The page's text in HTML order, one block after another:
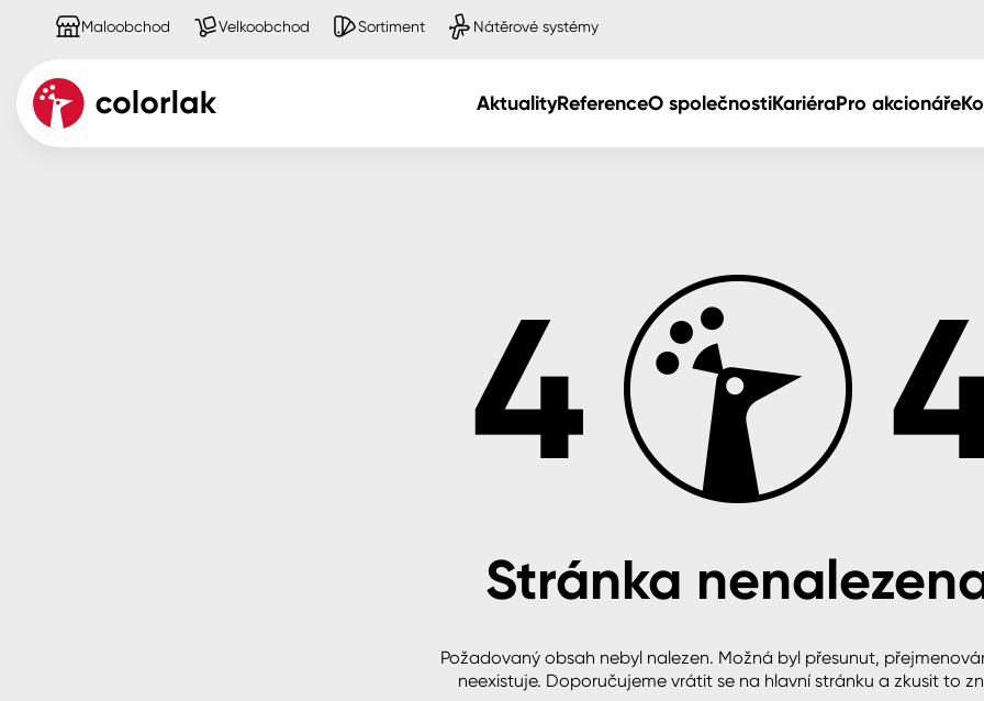
Maloobchod Velkoobchod Sortiment Nátěrové systémy
AktualityReferenceO společnostiKariéraPro akcionáře
Ředidla, tužidla, čističe, technickéStránka
Požadovaný obsah nebyl nalezen. Možná byl přesunut,
neexistuje. Doporučujeme vrátit se na hlavní stránku a zkusit to